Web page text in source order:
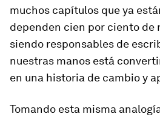
muchos capítulos que ya
dependen cien por ciento de
siendo responsables de
nuestras manos está
en una historia de cambio y
Tomando esta misma